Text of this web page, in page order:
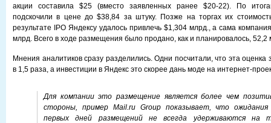
акции составила $25 (вместо заявленных ранее $20-22). По
подскочили в цене до $38,84 за штуку. Позже на торгах их
результате IPO Яндексу удалось привлечь $1,304 млрд., а сама
млрд. Всего в ходе размещения было продано, как и планировалось, 52,2
Мнения аналитиков сразу разделились. Одни посчитали, что эта
в 1,5 раза, а инвестиции в Яндекс это скорее дань моде на интернет-
Для компании это размещение является более чем
стороны, пример Mail.ru Group показывает, что
первых дней размещений не всегда удерживаются на